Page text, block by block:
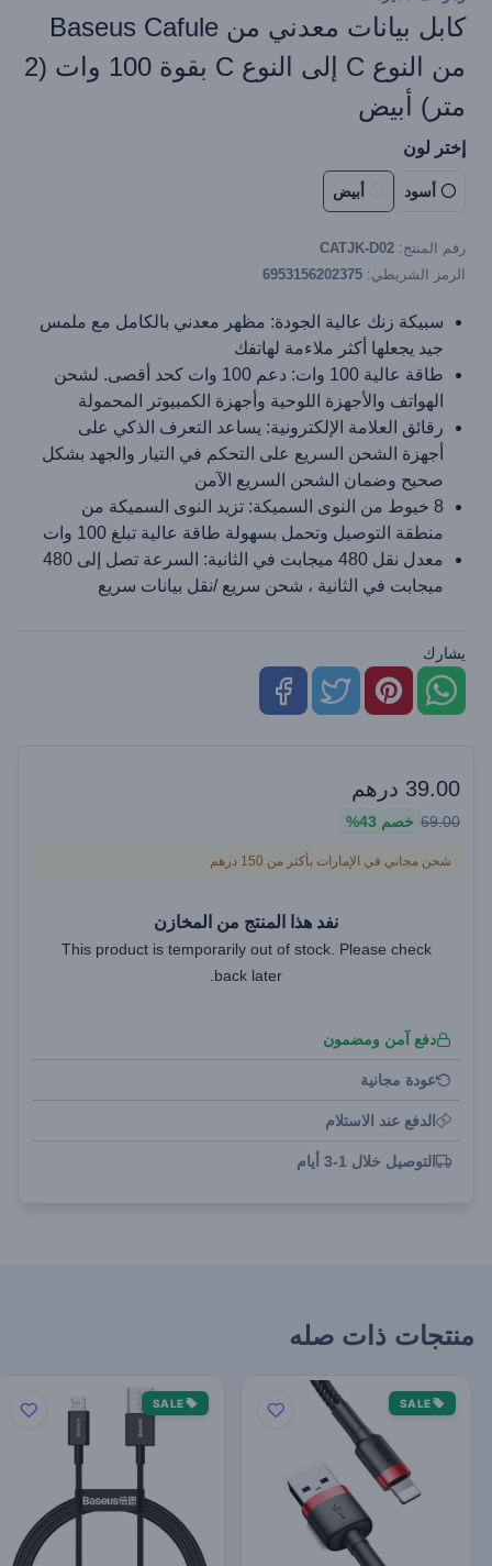
كابل بيانات معدني من Baseus Cafule
من النوع C إلى النوع C بقوة 100 وات (2
متر) أبيض
إختر لون
أسود أبيض
رقم المنتج: CATJK-D02
الرمز الشريطي: 6953156202375
سبيكة زنك عالية الجودة: مظهر معدني بالكامل مع ملمس
جيد يجعلها أكثر ملاءمة لهاتفك
طاقة عالية 100 وات: دعم 100 وات كحد أقصى. لشحن
الهواتف والأجهزة اللوحية وأجهزة الكمبيوتر المحمولة
رقائق العلامة الإلكترونية: يساعد التعرف الذكي على
أجهزة الشحن السريع على التحكم في التيار والجهد بشكل
صحيح وضمان الشحن السريع الآمن
8 خيوط من النوى السميكة: تزيد النوى السميكة من
منطقة التوصيل وتحمل بسهولة طاقة عالية تبلغ 100 وات
معدل نقل 480 ميجابت في الثانية: السرعة تصل إلى 480
ميجابت في الثانية ، شحن سريع /نقل بيانات سريع
يشارك
39.00 درهم
69.00 خصم 43%
شحن مجاني في الإمارات بأكثر من 150 درهم
نفد هذا المنتج من المخازن
This product is temporarily out of stock. Please check
back later.
دفع آمن ومضمون
عودة مجانية
الدفع عند الاستلام
التوصيل خلال 1-3 أيام
منتجات ذات صله
SALE
SALE